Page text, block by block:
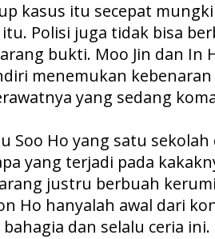
kasus itu secepat
Polisi juga tidak bisa
bukti. Moo Jin dan In
menemukan
yang sedang
Soo Ho yang satu
yang terjadi pada
justru berbuah
Ho hanyalah awal dari
dan selalu ceria ini.